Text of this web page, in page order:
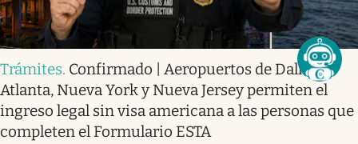
Trámites. Confirmado | Aeropuertos de Dallas,
Atlanta, Nueva York y Nueva Jersey permiten el
ingreso legal sin visa americana a las personas que
completen el Formulario ESTA